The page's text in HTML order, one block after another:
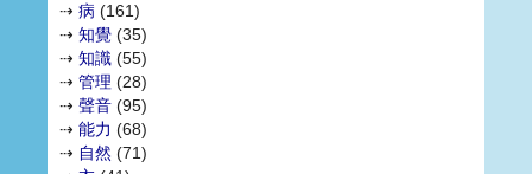
⇢ 病 (161)
⇢ 知覺 (35)
⇢ 知識 (55)
⇢ 管理 (28)
⇢ 聲音 (95)
⇢ 能力 (68)
⇢ 自然 (71)